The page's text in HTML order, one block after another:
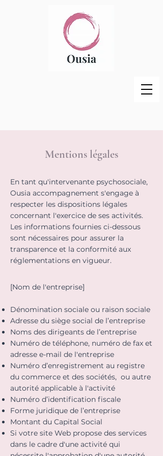
Mentions légales
En tant qu'intervenante psychosociale,
Ousia accompagnement s'engage à
respecter les dispositions légales
concernant l'exercice de ses activités.
Les informations fournies ci-dessous
sont nécessaires pour assurer la
transparence et la conformité aux
réglementations en vigueur.
[Nom de l'entreprise]
Dénomination sociale ou raison sociale
Adresse du siège social de l’entreprise
Noms des dirigeants de l’entreprise
Numéro de téléphone, numéro de fax et
adresse e-mail de l'entreprise
Numéro d’enregistrement au registre
du commerce et des sociétés, ou autre
autorité applicable à l'activité
Numéro d’identification fiscale
Forme juridique de l’entreprise
Montant du Capital Social
Si votre site Web propose des services
dans le cadre d'une activité qui